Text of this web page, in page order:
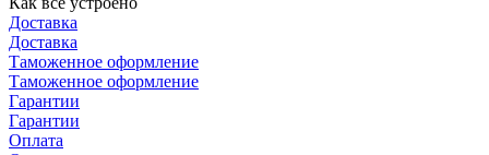
Доставка
Доставка
Таможенное оформление
Таможенное оформление
Гарантии
Гарантии
Оплата